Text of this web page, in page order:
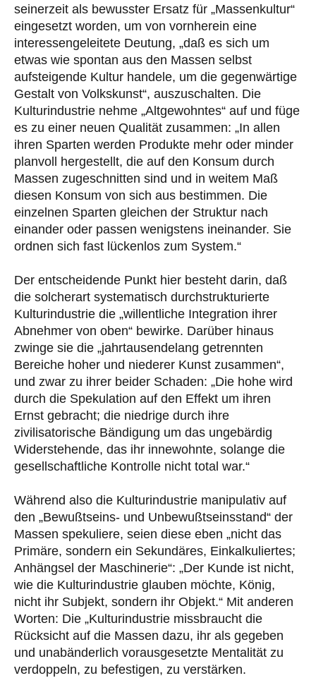
seinerzeit als bewusster Ersatz für „Massenkultur“
eingesetzt worden, um von vornherein eine
interessengeleitete Deutung, „daß es sich um
etwas wie spontan aus den Massen selbst
aufsteigende Kultur handele, um die gegenwärtige
Gestalt von Volkskunst“, auszuschalten. Die
Kulturindustrie nehme „Altgewohntes“ auf und füge
es zu einer neuen Qualität zusammen: „In allen
ihren Sparten werden Produkte mehr oder minder
planvoll hergestellt, die auf den Konsum durch
Massen zugeschnitten sind und in weitem Maß
diesen Konsum von sich aus bestimmen. Die
einzelnen Sparten gleichen der Struktur nach
einander oder passen wenigstens ineinander. Sie
ordnen sich fast lückenlos zum System.“
Der entscheidende Punkt hier besteht darin, daß
die solcherart systematisch durchstrukturierte
Kulturindustrie die „willentliche Integration ihrer
Abnehmer von oben“ bewirke. Darüber hinaus
zwinge sie die „jahrtausendelang getrennten
Bereiche hoher und niederer Kunst zusammen“,
und zwar zu ihrer beider Schaden: „Die hohe wird
durch die Spekulation auf den Effekt um ihren
Ernst gebracht; die niedrige durch ihre
zivilisatorische Bändigung um das ungebärdig
Widerstehende, das ihr innewohnte, solange die
gesellschaftliche Kontrolle nicht total war.“
Während also die Kulturindustrie manipulativ auf
den „Bewußtseins- und Unbewußtseinsstand“ der
Massen spekuliere, seien diese eben „nicht das
Primäre, sondern ein Sekundäres, Einkalkuliertes;
Anhängsel der Maschinerie“: „Der Kunde ist nicht,
wie die Kulturindustrie glauben möchte, König,
nicht ihr Subjekt, sondern ihr Objekt.“ Mit anderen
Worten: Die „Kulturindustrie missbraucht die
Rücksicht auf die Massen dazu, ihr als gegeben
und unabänderlich vorausgesetzte Mentalität zu
verdoppeln, zu befestigen, zu verstärken.